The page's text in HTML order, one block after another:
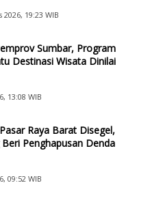
2026, 19:23 WIB
Sumbar, Program
Destinasi Wisata Dinilai
13:08 WIB
Raya Barat Disegel,
Penghapusan Denda
09:52 WIB